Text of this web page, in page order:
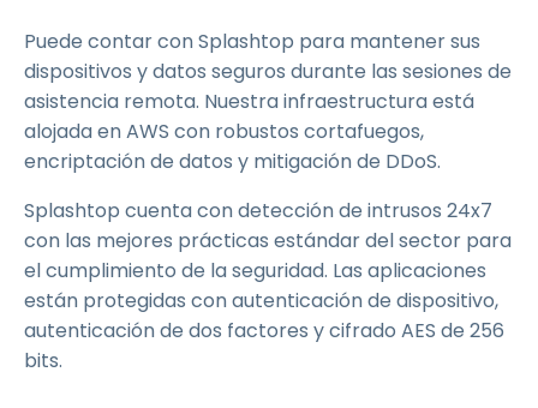
Puede contar con Splashtop para mantener sus
dispositivos y datos seguros durante las sesiones de
asistencia remota. Nuestra infraestructura está
alojada en AWS con robustos cortafuegos,
encriptación de datos y mitigación de DDoS.
Splashtop cuenta con detección de intrusos 24x7
con las mejores prácticas estándar del sector para
el cumplimiento de la seguridad. Las aplicaciones
están protegidas con autenticación de dispositivo,
autenticación de dos factores y cifrado AES de 256
bits.